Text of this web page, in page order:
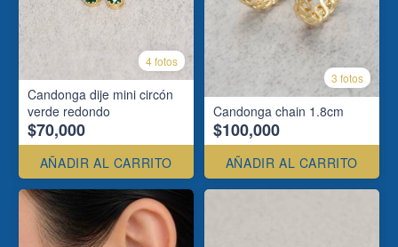
4 fotos
Candonga dije mini circón
verde redondo
$70,000
AÑADIR AL CARRITO
3 fotos
Candonga chain 1.8cm
$100,000
AÑADIR AL CARRITO